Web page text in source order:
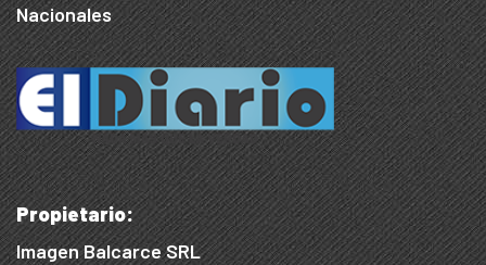
Nacionales
Propietario:
Imagen Balcarce SRL